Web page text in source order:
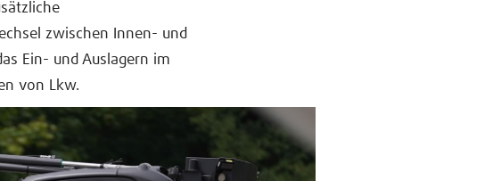
zwischen Innen- und
Ein- und Auslagern im
von Lkw.